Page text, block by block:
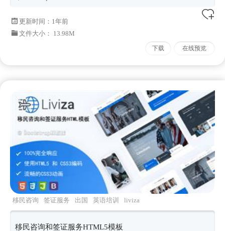
更新时间： 1年前
文件大小： 13.98M
下载 在线预览
移民咨询 签证服务 出国 英语培训 liviza
移民咨询和签证服务HTML5模板